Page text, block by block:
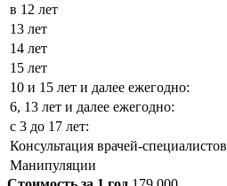
в 12 лет
13 лет
14 лет
15 лет
10 и 15 лет и далее ежегодно:
6, 13 лет и далее ежегодно:
с 3 до 17 лет:
Консультация врачей-специалистов
Манипуляции